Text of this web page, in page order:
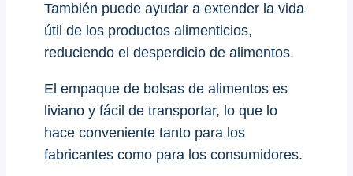
También puede ayudar a extender la vida
útil de los productos alimenticios,
reduciendo el desperdicio de alimentos.
El empaque de bolsas de alimentos es
liviano y fácil de transportar, lo que lo
hace conveniente tanto para los
fabricantes como para los consumidores.